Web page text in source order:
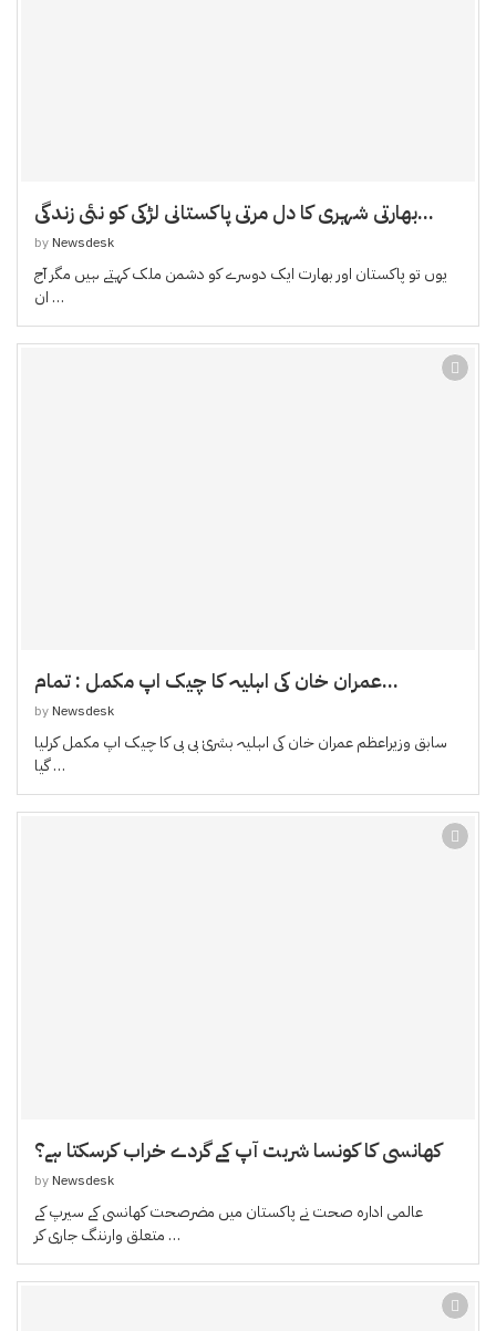
بھارتی شہری کا دل مرتی پاکستانی لڑکی کو نئی زندگی...
by Newsdesk
یوں تو پاکستان اور بھارت ایک دوسرے کو دشمن ملک کہتے ہیں مگر آج
ان …
عمران خان کی اہلیہ کا چیک اپ مکمل : تمام...
by Newsdesk
سابق وزیراعظم عمران خان کی اہلیہ بشریٰ بی بی کا چیک اپ مکمل کرلیا
گیا …
کھانسی کا کونسا شربت آپ کے گردے خراب کرسکتا ہے؟
by Newsdesk
عالمی ادارہ صحت نے پاکستان میں مضرصحت کھانسی کے سیرپ کے
متعلق وارننگ جاری کر …